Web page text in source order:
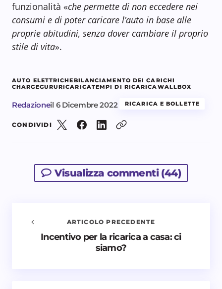
funzionalità «che permette di non eccedere nei
consumi e di poter caricare l’auto in base alle
proprie abitudini, senza dover cambiare il proprio
stile di vita».
AUTO ELETTRICHEBILANCIAMENTO DEI CARICHI
CHARGEGURURICARICATEMPI DI RICARICAWALLBOX
Redazioneil 6 Dicembre 2022 RICARICA E BOLLETTE
CONDIVIDI
Visualizza commenti (44)
Avvisami quando vengono aggiunti nuovi
ARTICOLO PRECEDENTE
Incentivo per la ricarica a casa: ci
siamo?